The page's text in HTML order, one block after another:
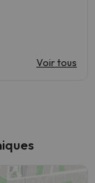
Voir tous